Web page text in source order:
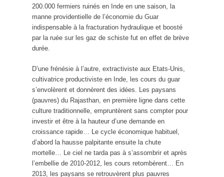
200.000 fermiers ruinés en Inde en une saison, la
manne providentielle de l’économie du Guar
indispensable à la fracturation hydraulique et boosté
par la ruée sur les gaz de schiste fut en effet de brève
durée.
D’une frénésie à l’autre, extractiviste aux Etats-Unis,
cultivatrice productiviste en Inde, les cours du guar
s’envolèrent et donnèrent des idées. Les paysans
(pauvres) du Rajasthan, en première ligne dans cette
culture traditionnelle, empruntèrent sans compter pour
investir et être à la hauteur d’une demande en
croissance rapide… Le cycle économique habituel,
d’abord la hausse palpitante ensuite la chute
mortelle… Le ciel ne tarda pas à s’assombrir et après
l’embellie de 2010-2012, les cours retombèrent… En
2013, les paysans se retrouvèrent plus pauvres